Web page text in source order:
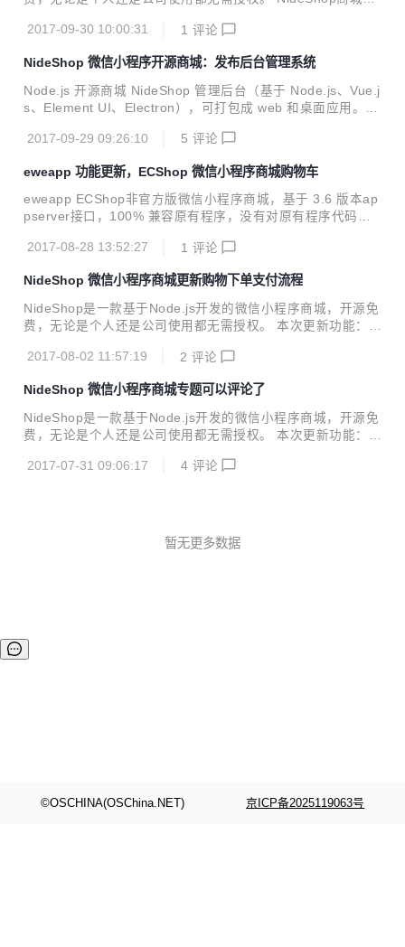
小程序商城： https://github.com/tumobi/nideshop-mini-pro
nideshop-admin 本次更新功能： 升级 ThinkJS 到最新的 3.x
版本 更改 mysql 配置位置 添加后台管理系统 admin 模块 更
新在新浪云部署教程...
2017-09-30 10:00:31 1 评论
NideShop 微信小程序开源商城：发布后台管理系统
Node.js 开源商城 NideShop 管理后台（基于 Node.js、Vue.j
s、Element UI、Electron），可打包成 web 和桌面应用。
牌管理 会员管理 订单管理 Build Setup 安装 nideshop GitHu
L = 'http://127.0.0.1:8360/admin/'; # admin/ 不可删除 运行
# install dependencies npm install # ...
2017-09-29 09:26:10 5 评论
eweapp 功能更新，ECShop 微信小程序商城购物车
eweapp ECShop非官方版微信小程序商城，基于 3.6 版本ap
pserver接口，100% 兼容原有程序，没有对原有程序代码进
显示 购物车商品删除和数量修改 支持选择需要下单的商品 实
ub.com/tumobi/eweapp
2017-08-28 13:52:27 1 评论
NideShop 微信小程序商城更新购物下单支付流程
NideShop是一款基于Node.js开发的微信小程序商城，开源免
费，无论是个人还是公司使用都无需授权。 本次更新功能：
加支付完成、支付错误页面和重新支付功能
2017-08-02 11:57:19 2 评论
NideShop 微信小程序商城专题可以评论了
NideShop是一款基于Node.js开发的微信小程序商城，开源免
费，无论是个人还是公司使用都无需授权。 本次更新功能：
功能 修复商品评论日期显示错误问题 添加MIT开源协议 GitH
2017-07-31 09:06:17 4 评论
暂无更多数据
©OSCHINA(OSChina.NET) 京ICP备2025119063号